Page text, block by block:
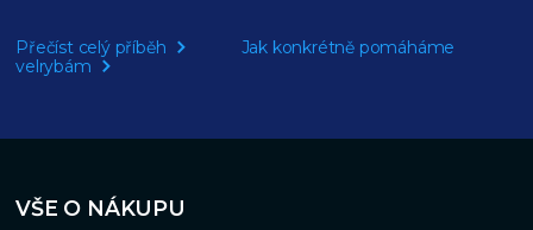
Přečíst celý příběh
Jak konkrétně pomáháme
velrybám
VŠE O NÁKUPU